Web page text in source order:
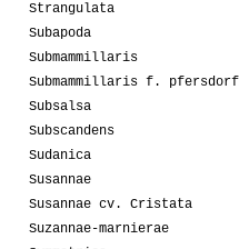
Strangulata
Subapoda
Submammillaris
Submammillaris f.
Subsalsa
Subscandens
Sudanica
Susannae
Susannae cv. Cristata
Suzannae-marnierae